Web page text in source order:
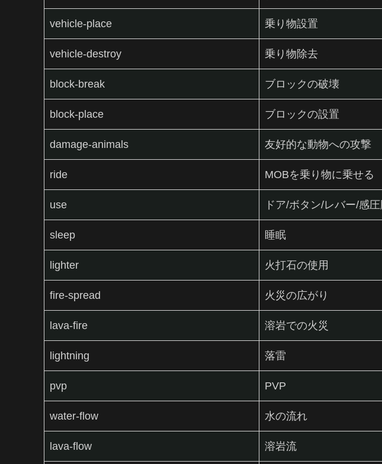
vehicle-place 乗り物設置
vehicle-destroy 乗り物除去
block-break ブロックの破壊
block-place ブロックの設置
damage-animals 友好的な動物への攻撃
ride MOBを乗り物に乗せる
use ドア/ボタン/レバー/感
sleep 睡眠
lighter 火打石の使用
fire-spread 火災の広がり
lava-fire 溶岩での火災
lightning 落雷
pvp PVP
water-flow 水の流れ
lava-flow 溶岩流